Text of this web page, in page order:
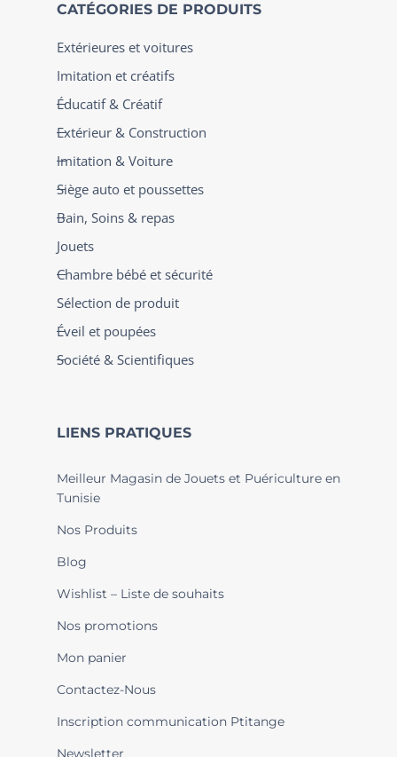
CATÉGORIES DE PRODUITS
Extérieures et voitures
Imitation et créatifs
Éducatif & Créatif
Extérieur & Construction
Imitation & Voiture
Siège auto et poussettes
Bain, Soins & repas
Jouets
Chambre bébé et sécurité
Sélection de produit
Éveil et poupées
Société & Scientifiques
LIENS PRATIQUES
Meilleur Magasin de Jouets et Puériculture en
Tunisie
Nos Produits
Blog
Wishlist – Liste de souhaits
Nos promotions
Mon panier
Contactez-Nous
Inscription communication Ptitange
Newsletter